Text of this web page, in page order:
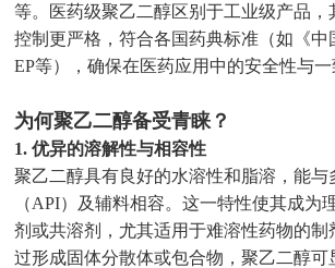
等。医药级聚乙二醇区别于工业级产品，
控制更严格，符合各国药典标准（如《中
EP等），确保在医药应用中的安全性与一
为何聚乙二醇备受青睐？
1. 优异的溶解性与相容性
聚乙二醇具有良好的水溶性和脂溶，能与
（API）及辅料相容。这一特性使其成为
剂或共溶剂，尤其适用于难溶性药物的制
过形成固体分散体或包合物，聚乙二醇可